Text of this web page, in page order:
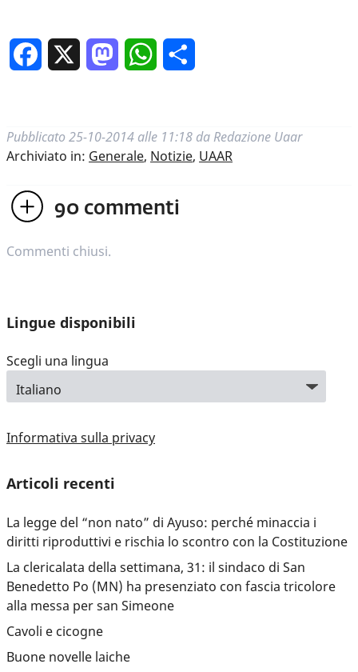
Facebook MastodonWhatsApp
Pubblicato 25-10-2014 alle 11:18 da Redazione Uaar
Archiviato in: Generale, Notizie, UAAR
90 commenti
Commenti chiusi.
Lingue disponibili
Scegli una lingua
Informativa sulla privacy
Articoli recenti
La legge del “non nato” di Ayuso: perché minaccia i
diritti riproduttivi e rischia lo scontro con la Costituzione
La clericalata della settimana, 31: il sindaco di San
Benedetto Po (MN) ha presenziato con fascia tricolore
alla messa per san Simeone
Cavoli e cicogne
Buone novelle laiche